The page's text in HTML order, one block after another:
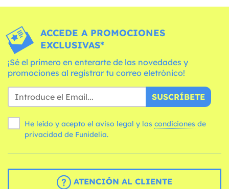
ACCEDE A PROMOCIONES
EXCLUSIVAS*
¡Sé el primero en enterarte de las novedades y
promociones al registrar tu correo eletrónico!
SUSCRÍBETE
He leído y acepto el aviso legal y las condiciones
privacidad de Funidelia.
ATENCIÓN AL CLIENTE